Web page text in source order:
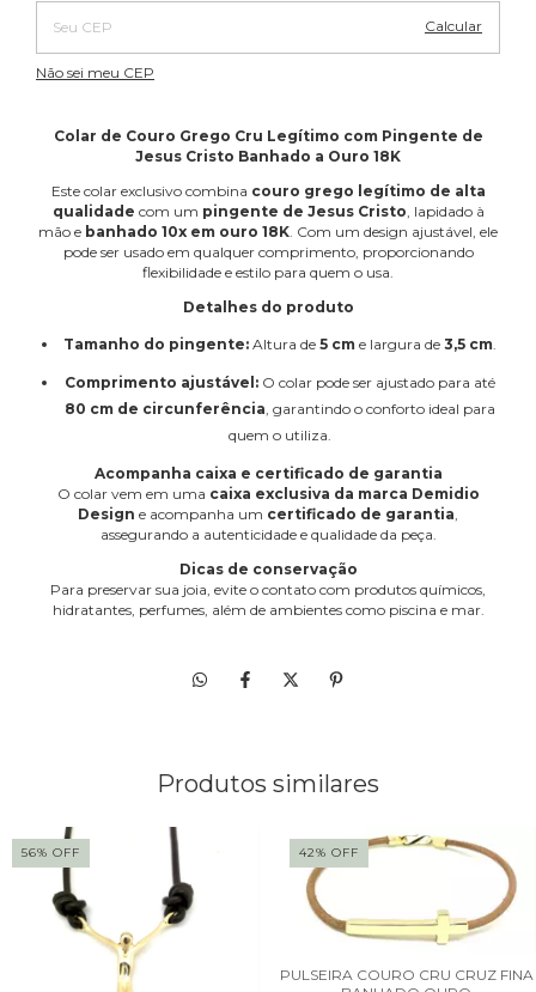
Calcular
Não sei meu CEP
Colar de Couro Grego Cru Legítimo com Pingente de
Jesus Cristo Banhado a Ouro 18K
Este colar exclusivo combina couro grego legítimo de alta
qualidade com um pingente de Jesus Cristo , lapidado à
mão e banhado 10x em ouro 18K . Com um design ajustável, ele
pode ser usado em qualquer comprimento, proporcionando
flexibilidade e estilo para quem o usa.
Detalhes do produto
Tamanho do pingente: Altura de 5 cm e largura de 3,5 cm
Comprimento ajustável: O colar pode ser ajustado para até
80 cm de circunferência , garantindo o conforto ideal para
quem o utiliza.
Acompanha caixa e certificado de garantia
O colar vem em uma caixa exclusiva da marca Demidio
Design e acompanha um certificado de garantia
assegurando a autenticidade e qualidade da peça.
Dicas de conservação
Para preservar sua joia, evite o contato com produtos químicos,
hidratantes, perfumes, além de ambientes como piscina e mar.
Produtos similares
56% OFF 42% OFF
PULSEIRA COURO CRU CRUZ FINA